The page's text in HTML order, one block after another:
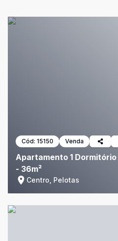
Cód: 15150 Venda
Apartamento 1
- 36m²
Centro, Pelotas